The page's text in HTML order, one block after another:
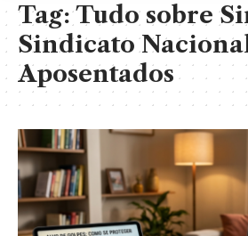
Tag:Tudo sobre
Sindicato
Aposentados